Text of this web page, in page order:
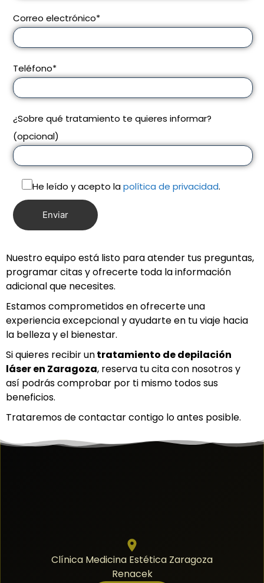
Correo electrónico*
Teléfono*
¿Sobre qué tratamiento te quieres informar?
(opcional)
He leído y acepto lapolítica de privacidad.
Nuestro equipo está listo para atender tus preguntas,
programar citas y ofrecerte toda la información
adicional que necesites.
Estamos comprometidos en ofrecerte una
experiencia excepcional y ayudarte en tu viaje hacia
la belleza y el bienestar.
Si quieres recibir untratamiento de depilación
láser en Zaragoza, reserva tu cita con nosotros y
así podrás comprobar por ti mismo todos sus
beneficios.
Trataremos de contactar contigo lo antes posible.
Clínica Medicina Estética Zaragoza
Renacek